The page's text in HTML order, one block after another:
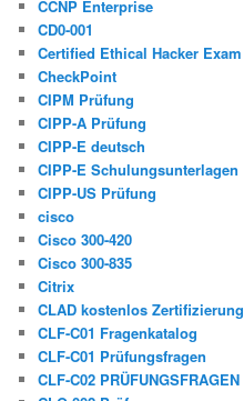
CCNP Enterprise
CD0-001
Certified Ethical Hacker Exam
CheckPoint
CIPM Prüfung
CIPP-A Prüfung
CIPP-E deutsch
CIPP-E Schulungsunterlagen
CIPP-US Prüfung
cisco
Cisco 300-420
Cisco 300-835
Citrix
CLAD kostenlos Zertifizierung
CLF-C01 Fragenkatalog
CLF-C01 Prüfungsfragen
CLF-C02 PRÜFUNGSFRAGEN